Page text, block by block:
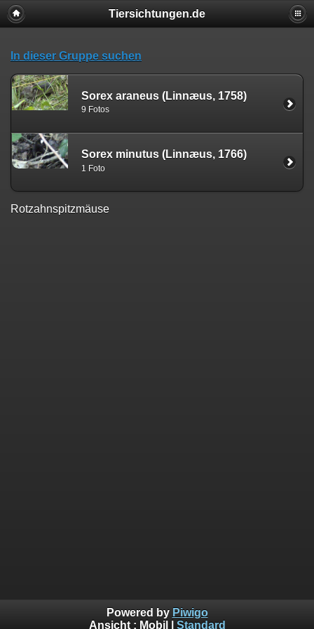
Tiersichtungen.de
In dieser Gruppe suchen
Sorex araneus (Linnæus, 1758)
9 Fotos
Sorex minutus (Linnæus, 1766)
1 Foto
Rotzahnspitzmäuse
Powered by Piwigo
Ansicht : Mobil Standard